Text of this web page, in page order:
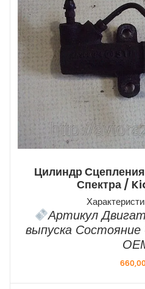
Цилиндр
Спектра /
Артикул
выпуска